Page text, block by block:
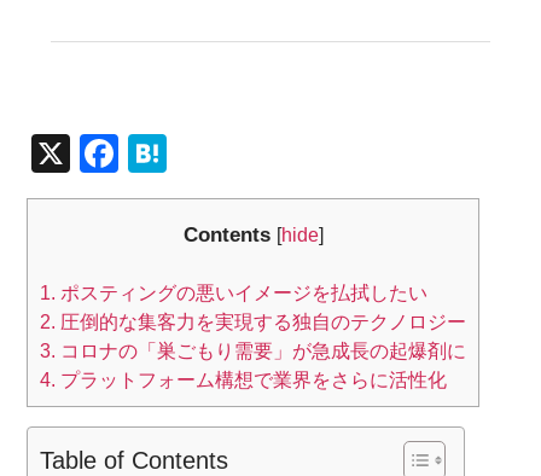
X
F
a
b
o
o
k
at
e
a
Contents [hide]
1. ポスティングの悪いイメージを払拭したい
2. 圧倒的な集客力を実現する独自のテクノロジー
3. コロナの「巣ごもり需要」が急成長の起爆剤に
4. プラットフォーム構想で業界をさらに活性化
Table of Contents